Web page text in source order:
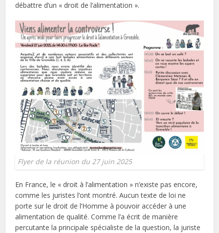
débattre d’un « droit de l’alimentation ».
Flyer de la réunion du 27 juin 2025
En France, le « droit à l’alimentation » n’existe pas encore,
comme les juristes l’ont montré. Aucun texte de loi ne
porte sur le droit de l’Homme à pouvoir accéder à une
alimentation de qualité. Comme l’a écrit de manière
percutante la principale spécialiste de la question, la juriste